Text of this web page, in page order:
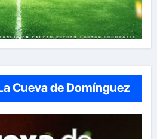
Cueva de Domínguez